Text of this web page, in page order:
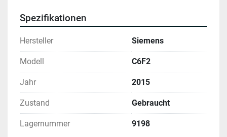
Spezifikationen
Hersteller Siemens
Modell C6F2
Jahr 2015
Zustand Gebraucht
Lagernummer 9198